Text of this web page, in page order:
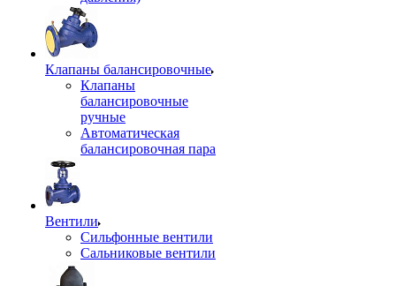
Клапаны балансировочные
Клапаны
балансировочные
ручные
Автоматическая
балансировочная пара
Вентили
Сильфонные вентили
Сальниковые вентили